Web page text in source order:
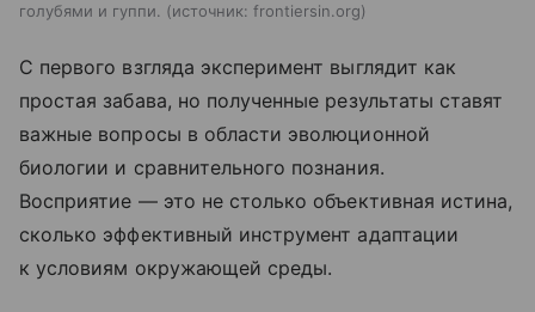
голубями и гуппи. источник: frontiersin.org
С первого взгляда эксперимент выглядит как
простая забава, но полученные результаты ставят
важные вопросы в области эволюционной
биологии и сравнительного познания.
Восприятие — это не столько объективная истина,
сколько эффективный инструмент адаптации
к условиям окружающей среды.